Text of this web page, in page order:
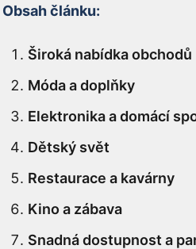
Obsah článku:
Široká nabídka obchodů
Móda a doplňky
Elektronika a domácí
Dětský svět
Restaurace a kavárny
Kino a zábava
Snadná dostupnost a